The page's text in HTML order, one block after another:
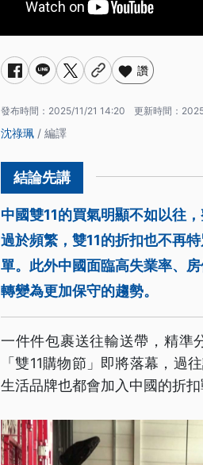
讚
發布時間： 2025/11/21 14:20 更新時間：
沈祿珮 / 編譯
中國雙11的買氣明顯不如以往
過於頻繁，雙11的折扣也不再
單。此外中國面臨高失業率、
轉變為更加保守的趨勢。
一件件包裹送往輸送帶，精準
「雙11購物節」即將落幕，過
生活品牌也都會加入中國的折扣